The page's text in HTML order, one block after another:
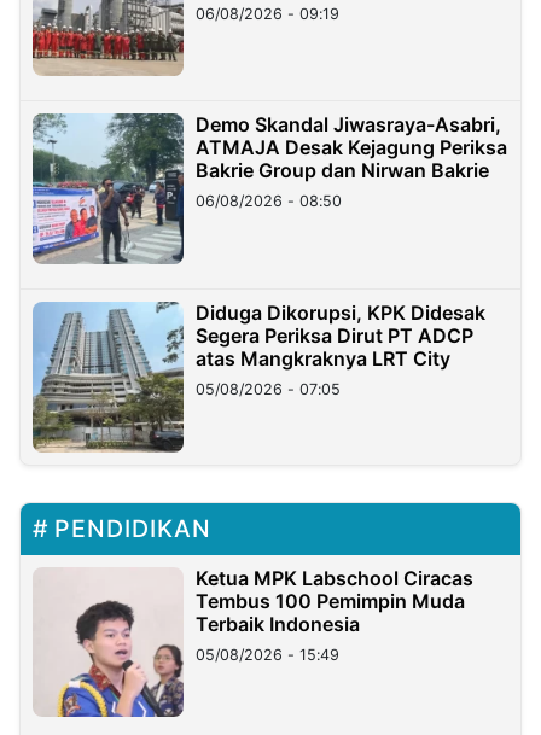
06/08/2026 - 09:19
Demo Skandal Jiwasraya-Asabri,
ATMAJA Desak Kejagung Periksa
Bakrie Group dan Nirwan Bakrie
06/08/2026 - 08:50
Diduga Dikorupsi, KPK Didesak
Segera Periksa Dirut PT ADCP
atas Mangkraknya LRT City
05/08/2026 - 07:05
PENDIDIKAN
Ketua MPK Labschool Ciracas
Tembus 100 Pemimpin Muda
Terbaik Indonesia
05/08/2026 - 15:49